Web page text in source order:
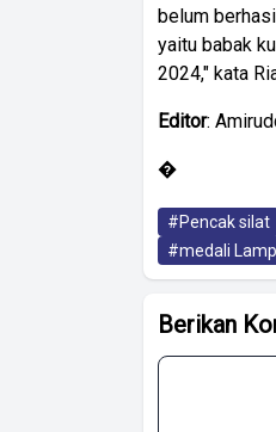
belum
yaitu babak
2024," kata
Editor:
�
#Pencak silat
#medali
Berikan